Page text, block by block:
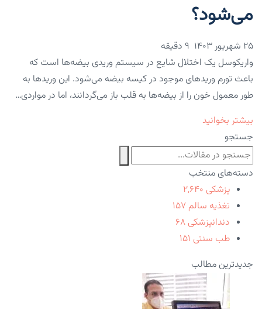
می‌شود؟
۲۵ شهریور ۱۴۰۳
واریکوسل یک اختلال شایع در سیستم وریدی بیضه‌ها است که
باعث تورم وریدهای موجود در کیسه بیضه می‌شود. این وریدها به
طور معمول خون را از بیضه‌ها به قلب باز می‌گردانند، اما در مواردی…
بیشتر بخوانید
جستجو
دسته‌های منتخب
پزشکی ۲,۶۴۰
تغذیه سالم ۱۵۷
دندانپزشکی ۶۸
طب سنتی ۱۵۱
جدیدترین مطالب